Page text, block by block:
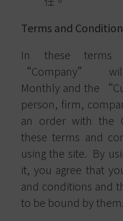
Terms and
In these terms
“Company”
Monthly and the
person, firm,
an order with the
these terms and
using the site. By
it, you agree that
and conditions and
to be bound by them.